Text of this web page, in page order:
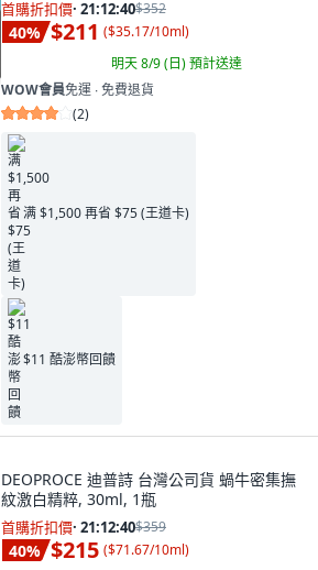
首購折扣價· 21:12:39$352
40% $211 ($35.17/10ml)
明天 8/9 (日)預計送達
WOW會員免運 ∙ 免費退貨
(2)
满 $1,500 再省 $75 (王道卡)
$11 酷澎幣回饋
DEOPROCE 迪普詩 台灣公司貨 蝸牛密集撫
紋激白精粹, 30ml, 1瓶
首購折扣價· 21:12:39$359
40% $215 ($71.67/10ml)